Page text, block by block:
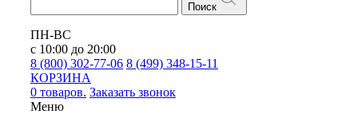
Поиск
ПН-ВС
с 10:00 до 20:00
8 (800) 302-77-06 8 (499) 348-15-11
КОРЗИНА
0 товаров. Заказать звонок
Меню